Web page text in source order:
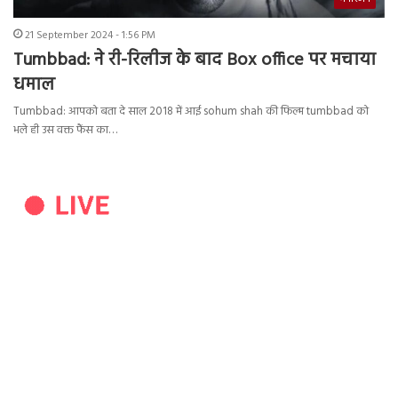
21 September 2024 - 1:56 PM
Tumbbad: ने री-रिलीज के बाद Box office पर मचाया
धमाल
Tumbbad: आपको बता दे साल 2018 में आई sohum shah की फिल्म tumbbad को
भले ही उस वक्त फैंस का…